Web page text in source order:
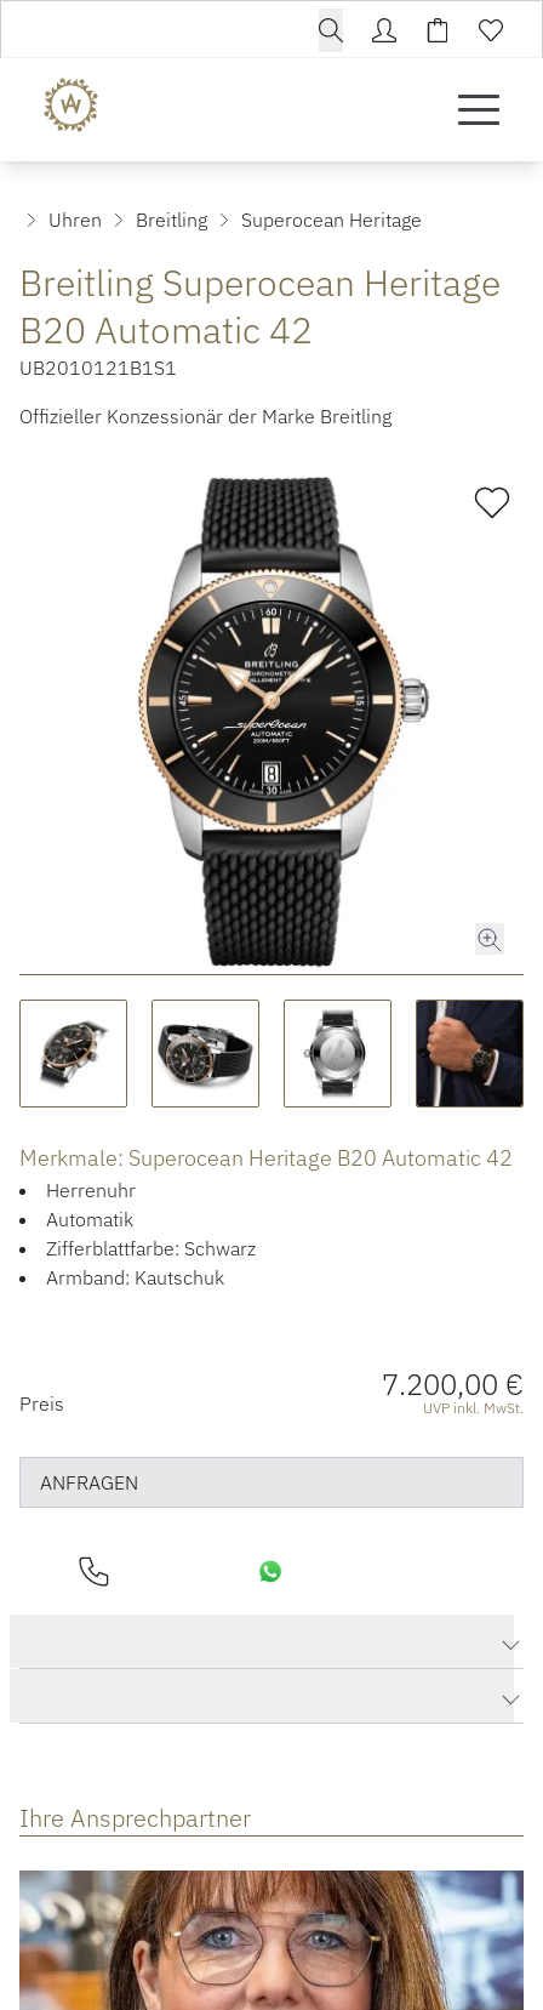
ROLEX CERTIFIED PRE-OWNED
SCHMUCK
LUXURY DEALS
HOCHZEIT
ACCESSOIRES
ÜBER UNS
Uhren Breitling Superocean Heritage
Breitling Superocean Heritage
B20 Automatic 42
UB2010121B1S1
Offizieller Konzessionär der Marke Breitling
Merkmale: Superocean Heritage B20 Automatic 42
Herrenuhr
Automatik
Zifferblattfarbe: Schwarz
Armband: Kautschuk
PREISINFORMATIONEN
Preis 7.200,00 €
UVP inkl. MwSt.
ANFRAGEN
Ihre Ansprechpartner